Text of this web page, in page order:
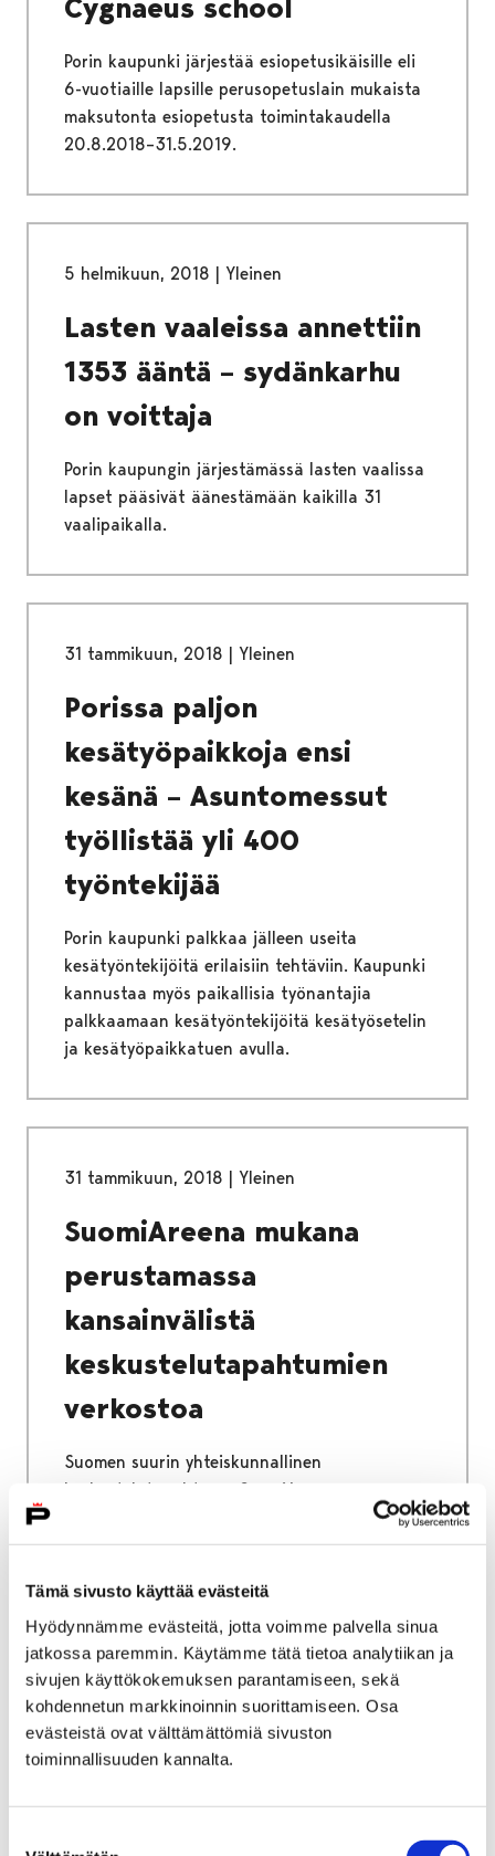
Tämä sivusto käyttää evästeitä
Hyödynnämme evästeitä, jotta voimme palvella sinua
jatkossa paremmin. Käytämme tätä tietoa analytiikan ja
sivujen käyttökokemuksen parantamiseen, sekä
kohdennetun markkinoinnin suorittamiseen. Osa
evästeistä ovat välttämättömiä sivuston
toiminnallisuuden kannalta.
Cygnaeus school
Porin kaupunki järjestää esiopetusikäisille eli
6-vuotiaille lapsille perusopetuslain mukaista
maksutonta esiopetusta toimintakaudella
20.8.2018–31.5.2019.
5 helmikuun, 2018 | Yleinen
Lasten vaaleissa annettiin
1353 ääntä – sydänkarhu
on voittaja
Porin kaupungin järjestämässä lasten vaalissa
lapset pääsivät äänestämään kaikilla 31
vaalipaikalla.
31 tammikuun, 2018 | Yleinen
Porissa paljon
kesätyöpaikkoja ensi
kesänä – Asuntomessut
työllistää yli 400
työntekijää
Porin kaupunki palkkaa jälleen useita
kesätyöntekijöitä erilaisiin tehtäviin. Kaupunki
kannustaa myös paikallisia työnantajia
palkkaamaan kesätyöntekijöitä kesätyösetelin
ja kesätyöpaikkatuen avulla.
31 tammikuun, 2018 | Yleinen
SuomiAreena mukana
perustamassa
kansainvälistä
keskustelutapahtumien
verkostoa
Suomen suurin yhteiskunnallinen
keskustelutapahtuma SuomiAreena on
mukana perustamassa Pohjoismaiden ja
Baltian maiden yhteistä
verkostoa.
31 tammikuun, 2018| Yleinen